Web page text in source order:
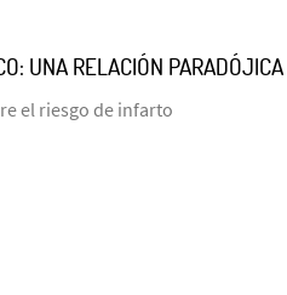
UNA RELACIÓN PARADÓJICA
el riesgo de infarto